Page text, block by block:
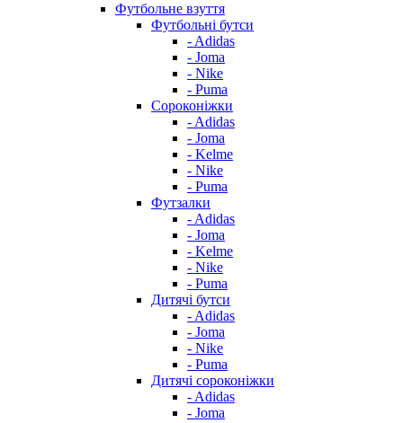
Футбольне взуття
Футбольні бутси
- Adidas
- Joma
- Nike
- Puma
Сороконіжки
- Adidas
- Joma
- Kelme
- Nike
- Puma
Футзалки
- Adidas
- Joma
- Kelme
- Nike
- Puma
Дитячі бутси
- Adidas
- Joma
- Nike
- Puma
Дитячі сороконіжки
- Adidas
- Joma